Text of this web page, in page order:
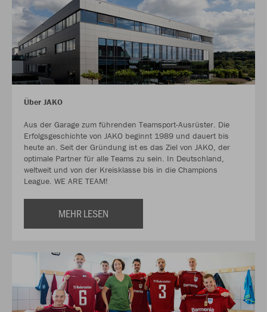
Über JAKO
Aus der Garage zum führenden Teamsport-Ausrüster. Die
Erfolgsgeschichte von JAKO beginnt 1989 und dauert bis
heute an. Seit der Gründung ist es das Ziel von JAKO, der
optimale Partner für alle Teams zu sein. In Deutschland,
weltweit und von der Kreisklasse bis in die Champions
League. WE ARE TEAM!
MEHR LESEN